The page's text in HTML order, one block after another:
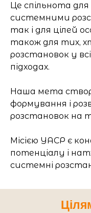
Це спільнота
системними
так і для цілей
також для тих,
розстановок у
підходах.
Наша мета
формування і
розстановок на
Місією УАСР є
потенціалу і
системні